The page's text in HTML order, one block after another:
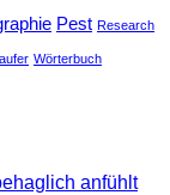
Pest Research
Wörterbuch
anfühlt